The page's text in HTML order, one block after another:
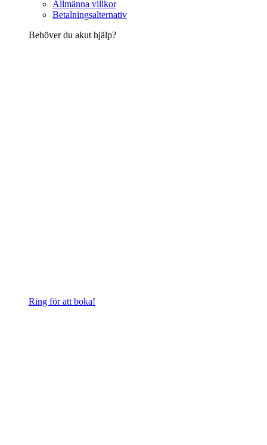
Allmänna villkor
Betalningsalternativ
Behöver du akut hjälp?
Ring för att boka!